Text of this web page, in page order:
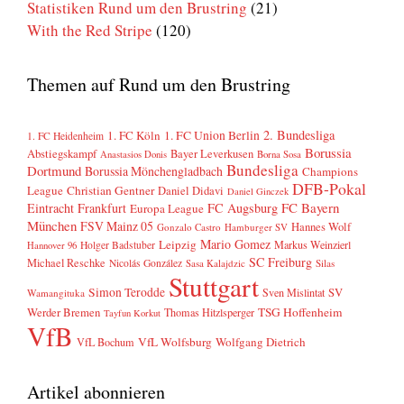
Statistiken Rund um den Brustring (21)
With the Red Stripe (120)
Themen auf Rund um den Brustring
1. FC Heidenheim 1. FC Köln 1. FC Union Berlin 2. Bundesliga
Abstiegskampf Anastasios Donis Bayer Leverkusen Borna Sosa Borussia
Dortmund Borussia Mönchengladbach Bundesliga Champions
League Christian Gentner Daniel Didavi Daniel Ginczek DFB-Pokal
Eintracht Frankfurt Europa League FC Augsburg FC Bayern
München FSV Mainz 05 Gonzalo Castro Hamburger SV Hannes Wolf
Hannover 96 Holger Badstuber Leipzig Mario Gomez Markus Weinzierl
Michael Reschke Nicolás González Sasa Kalajdzic SC Freiburg Silas
Wamangituka Simon Terodde Stuttgart Sven Mislintat SV
Werder Bremen Tayfun Korkut Thomas Hitzlsperger TSG Hoffenheim
VfB VfL Bochum VfL Wolfsburg Wolfgang Dietrich
Artikel abonnieren